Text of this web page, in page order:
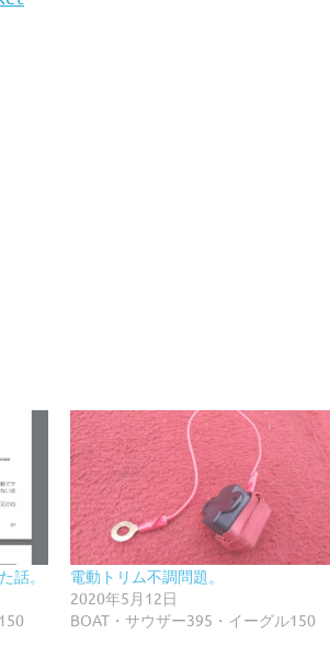
話。
電動トリム不調問題。
2020年5月12日
BOAT・サウザー395・イーグル150